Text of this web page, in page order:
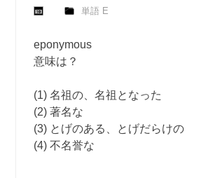
単語 E
eponymous
意味は？
(1) 名祖の、名祖となった
(2) 著名な
(3) とげのある、とげだらけの
(4) 不名誉な